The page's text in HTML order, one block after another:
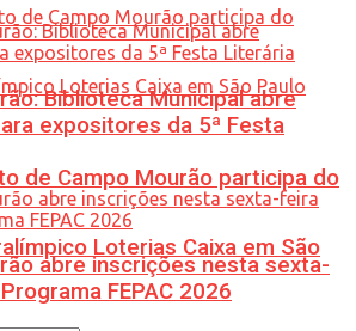
de Campo Mourão participa do
Loterias Caixa em São
Biblioteca Municipal abre
expositores da 5ª Festa
abre inscrições nesta sexta-
FEPAC 2026